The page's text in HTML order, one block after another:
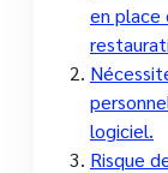
en place
logiciel.
Risque